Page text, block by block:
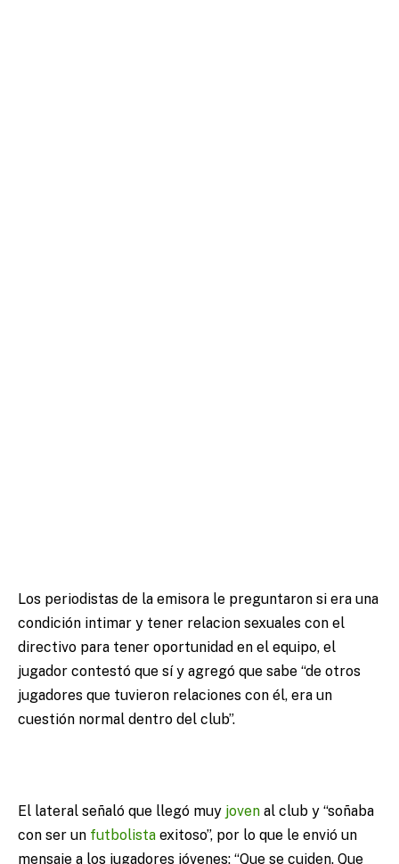
Los periodistas de la emisora le preguntaron si era una
condición intimar y tener relacion sexuales con el
directivo para tener oportunidad en el equipo, el
jugador contestó que sí y agregó que sabe “de otros
jugadores que tuvieron relaciones con él, era un
cuestión normal dentro del club”.
El lateral señaló que llegó muy joven al club y “soñaba
con ser un futbolista exitoso”, por lo que le envió un
mensaje a los jugadores jóvenes: “Que se cuiden. Que